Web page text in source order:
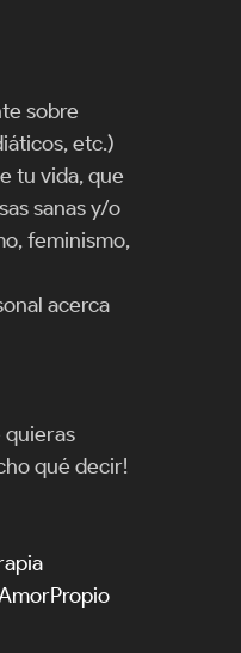
sobre
etc.)
tu vida, que
sanas y/o
feminismo,
acerca
quieras
qué decir!